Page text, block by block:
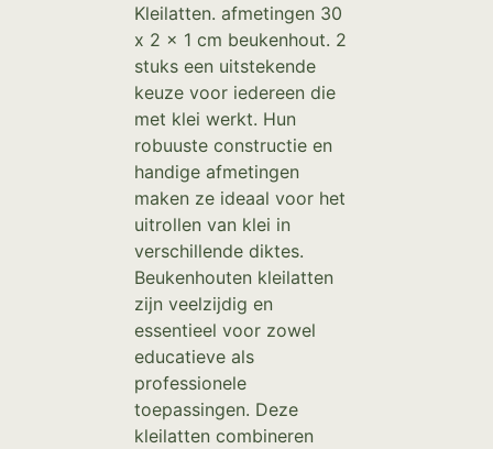
Kleilatten. afmetingen 30
x 2 x 1 cm beukenhout. 2
stuks een uitstekende
keuze voor iedereen die
met klei werkt. Hun
robuuste constructie en
handige afmetingen
maken ze ideaal voor het
uitrollen van klei in
verschillende diktes.
Beukenhouten kleilatten
zijn veelzijdig en
essentieel voor zowel
educatieve als
professionele
toepassingen. Deze
kleilatten combineren